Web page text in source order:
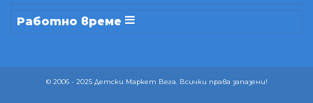
Работно време
© 2006 - 2025 Детски Маркет Вега. Всички права запазени!